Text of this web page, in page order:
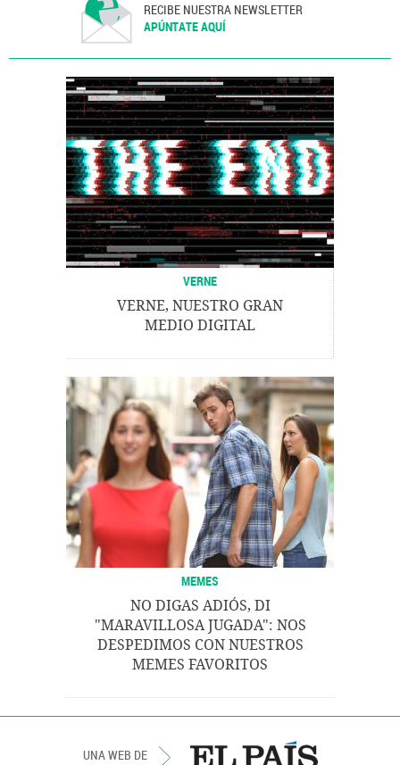
RECIBE NUESTRA NEWSLETTER
APÚNTATE AQUÍ
VERNE
VERNE, NUESTRO GRAN
MEDIO DIGITAL
MEMES
NO DIGAS ADIÓS, DI
"MARAVILLOSA JUGADA": NOS
DESPEDIMOS CON NUESTROS
MEMES FAVORITOS
UNA WEB DE